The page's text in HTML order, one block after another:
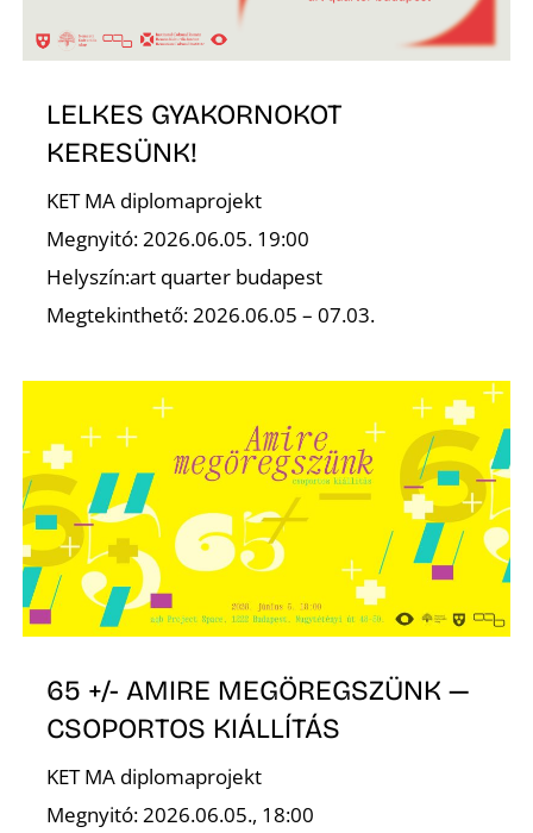
LELKES GYAKORNOKOT
KERESÜNK!
KET MA diplomaprojekt
Megnyitó: 2026.06.05. 19:00
Helyszín:art quarter budapest
Megtekinthető: 2026.06.05 – 07.03.
65 +/- AMIRE MEGÖREGSZÜNK —
CSOPORTOS KIÁLLÍTÁS
KET MA diplomaprojekt
Megnyitó: 2026.06.05., 18:00